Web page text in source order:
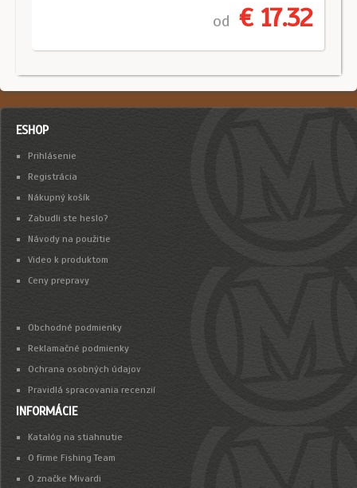
od € 17.32
ESHOP
Prihlásenie
Registrácia
Nákupný košík
Zabudli ste heslo?
Návody na použitie
Video k produktom
Ceny prepravy
Obchodné podmienky
Reklamačné podmienky
Ochrana osobných údajov
Pravidlá spracovania recenzií
INFORMÁCIE
Katalóg na stiahnutie
O firme Fishing Team
O značke Mivardi